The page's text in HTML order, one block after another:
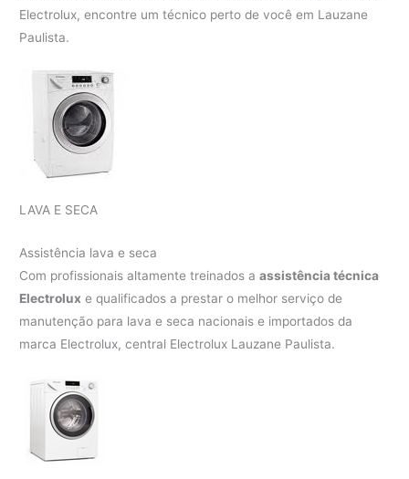
Electrolux, encontre um técnico perto de você em Lauzane
Paulista.
LAVA E SECA
Assistência lava e seca
Com profissionais altamente treinados aassistência técnica
Electrolux e qualificados a prestar o melhor serviço de
manutenção para lava e seca nacionais e importados da
marca Electrolux, central Electrolux Lauzane Paulista.